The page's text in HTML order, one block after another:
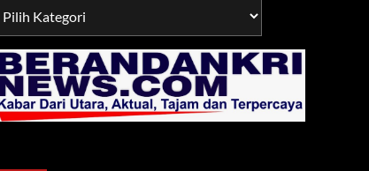
TNI/POLRI